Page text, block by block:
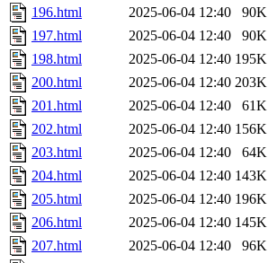
196.html
2025-06-04 12:40
90K
197.html
2025-06-04 12:40
90K
198.html
2025-06-04 12:40 195K
200.html
2025-06-04 12:40 203K
201.html
2025-06-04 12:40
61K
202.html
2025-06-04 12:40 156K
203.html
2025-06-04 12:40
64K
204.html
2025-06-04 12:40 143K
205.html
2025-06-04 12:40 196K
206.html
2025-06-04 12:40 145K
207.html
2025-06-04 12:40
96K